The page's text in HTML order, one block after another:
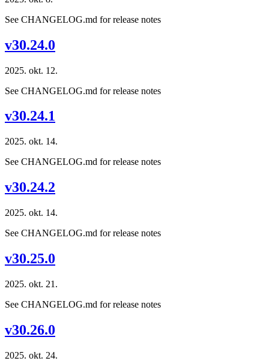
See CHANGELOG.md for release notes
v30.24.0
2025. okt. 12.
See CHANGELOG.md for release notes
v30.24.1
2025. okt. 14.
See CHANGELOG.md for release notes
v30.24.2
2025. okt. 14.
See CHANGELOG.md for release notes
v30.25.0
2025. okt. 21.
See CHANGELOG.md for release notes
v30.26.0
2025. okt. 24.